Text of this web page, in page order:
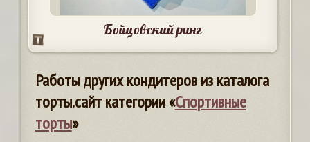
Бойцовский ринг
Работы других кондитеров из каталога
торты.сайт категории «Спортивные
торты»